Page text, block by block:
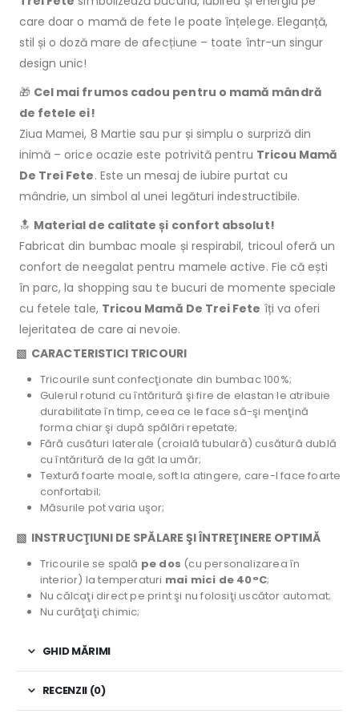
care doar o mamă de fete le poate înțelege. Eleganță,
stil și o doză mare de afecțiune – toate într-un singur
design unic!
🎁 Cel mai frumos cadou pentru o mamă mândră
de fetele ei!
Ziua Mamei, 8 Martie sau pur și simplu o surpriză din
inimă – orice ocazie este potrivită pentru Tricou Mamă
De Trei Fete. Este un mesaj de iubire purtat cu
mândrie, un simbol al unei legături indestructibile.
🔝 Material de calitate și confort absolut!
Fabricat din bumbac moale și respirabil, tricoul oferă un
confort de neegalat pentru mamele active. Fie că ești
în parc, la shopping sau te bucuri de momente speciale
cu fetele tale, Tricou Mamă De Trei Fete îți va oferi
lejeritatea de care ai nevoie.
▧ CARACTERISTICI TRICOURI
Tricourile sunt confecţionate din bumbac 100%;
Gulerul rotund cu întăritură şi fire de elastan le atribuie
durabilitate în timp, ceea ce le face să-şi menţină
forma chiar şi după spălări repetate;
Fără cusături laterale (croială tubulară) cusătură dublă
cu întăritură de la gât la umăr;
Textură foarte moale, soft la atingere, care-l face foarte
confortabil;
Măsurile pot varia uşor;
▧ INSTRUCŢIUNI DE SPĂLARE ŞI ÎNTREŢINERE OPTIMĂ
Tricourile se spală pe dos (cu personalizarea în
interior) la temperaturi mai mici de 40°C;
Nu călcaţi direct pe print şi nu folosiţi uscător automat;
Nu curăţaţi chimic;
GHID MĂRIMI
RECENZII (0)